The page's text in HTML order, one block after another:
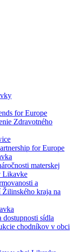
for Europe
Zdravotného
for Europe
materskej
Likavke
a
kraja na
dostupnosti sídla
chodníkov v obci